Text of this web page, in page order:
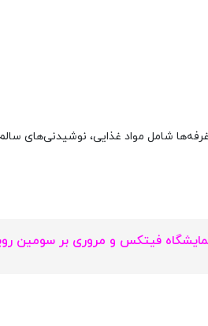
شامل مواد غذایی، نوشیدنی‌های
فیتکس و مروری بر سومین